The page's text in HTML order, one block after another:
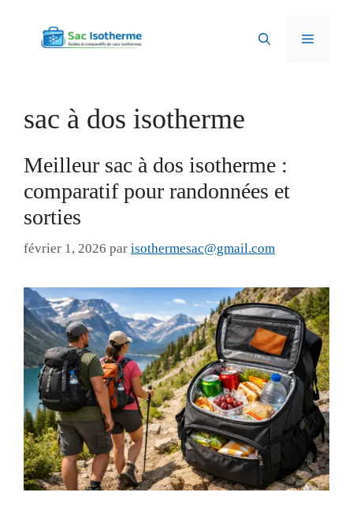
contenu
Menu
sac à dos isotherme
Meilleur sac à dos isotherme :
comparatif pour randonnées et
sorties
février 1, 2026 par isothermesac@gmail.com